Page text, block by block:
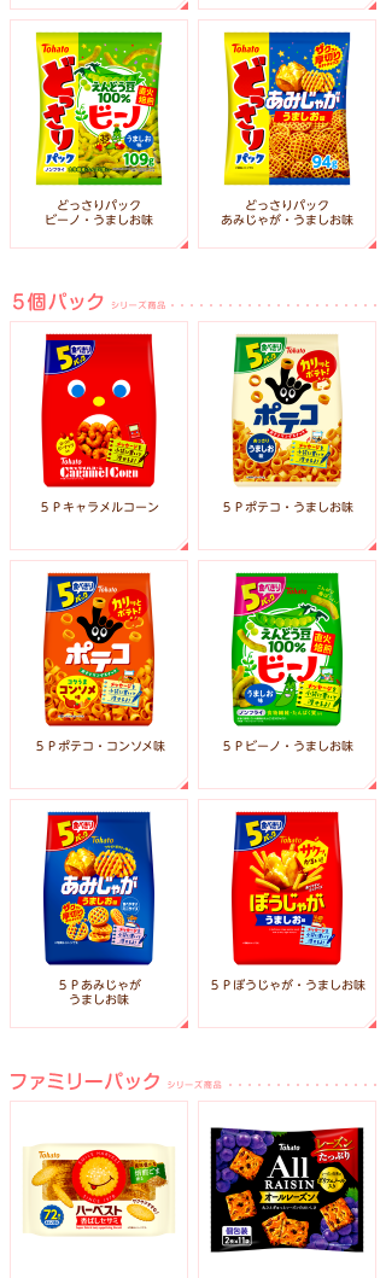
どっさりパック
ビーノ・うましお味
どっさりパック
あみじゃが・うましお味
５Ｐキャラメルコーン ５Ｐポテコ・うましお味
５Ｐポテコ・コンソメ味 ５Ｐビーノ・うましお味
５Ｐあみじゃが
うましお味
５Ｐぼうじゃが・うましお味